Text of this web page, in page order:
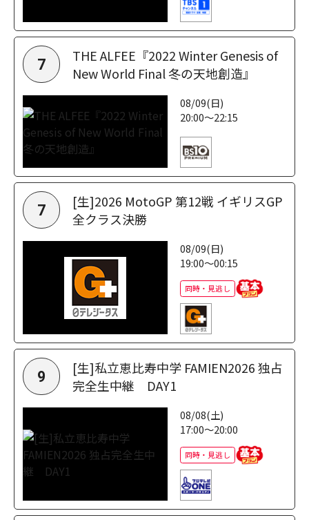
7
THE ALFEE『2022 Winter Genesis of
New World Final 冬の天地創造』
08/09(日)
20:00～22:15
7
[生]2026 MotoGP 第12戦 イギリスGP
全クラス決勝
08/09(日)
19:00～00:15
同時・見逃し
9
[生]私立恵比寿中学 FAMIEN2026 独占
完全生中継 DAY1
08/08(土)
17:00～20:00
同時・見逃し